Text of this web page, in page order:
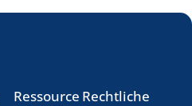
Ressource Rechtliche